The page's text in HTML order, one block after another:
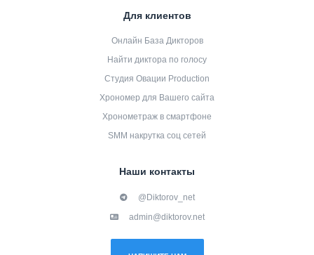
Для клиентов
Онлайн База Дикторов
Найти диктора по голосу
Студия Овации Production
Хрономер для Вашего сайта
Хронометраж в смартфоне
SMM накрутка соц сетей
Наши контакты
@Diktorov_net
admin@diktorov.net